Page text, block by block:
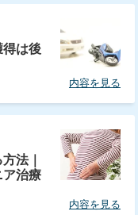
は後
内容を見る
法｜
治療
内容を見る